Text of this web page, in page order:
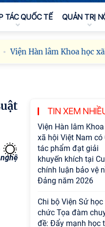
TÁC QUỐC TẾ QUẢN TRỊ
Viện Hàn lâm Khoa học
TIN XEM
tác phẩm đạt giải
khuyến khích tại
Đảng năm 2026
thực hành tư tưởng,
đức, phương pháp,
trong giai đoạn
Viện Hàn lâm Khoa
xã hội Việt Nam
các quyết định về
tác cán bộ
Hội thảo khoa học
tế “Không gian phát
Việt Nam trong kỷ